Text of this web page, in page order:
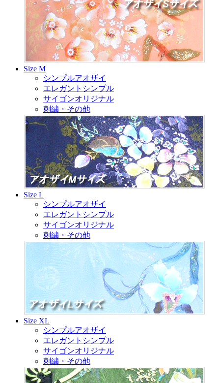
Size M
シンプルアオザイ
エレガントシンプル
サイゴンオリジナル
刺繍・その他
Size L
シンプルアオザイ
エレガントシンプル
サイゴンオリジナル
刺繍・その他
Size XL
シンプルアオザイ
エレガントシンプル
サイゴンオリジナル
刺繍・その他